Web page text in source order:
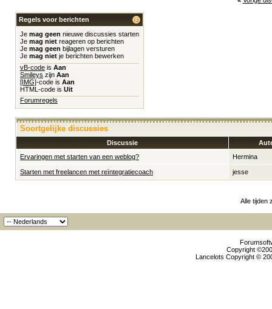
Regels voor berichten
Je mag geen nieuwe discussies starten
Je mag niet reageren op berichten
Je mag geen bijlagen versturen
Je mag niet je berichten bewerken
vB-code is Aan
Smileys zijn Aan
[IMG]-code is Aan
HTML-code is Uit
Forumregels
Soortgelijke discussies
Discussie
Ervaringen met starten van een weblog?
Hermina
Starten met freelancen met reïntegratiecoach jesse
Alle tijden
Copyright
Lancelots Copyright ©